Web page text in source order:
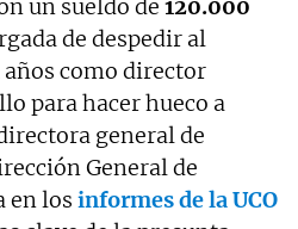
un sueldo de 120.000
de despedir al
como director
para hacer hueco a
general de
General de
en los informes de la UCO